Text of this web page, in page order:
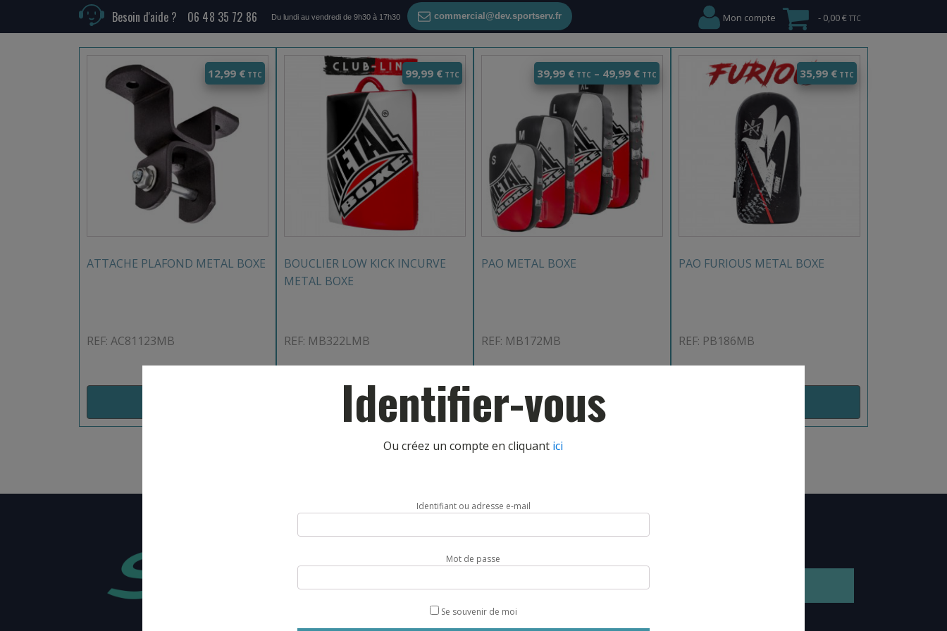
Besoin d'aide ? 06 48 35 72 86 Du lundi au vendredi de 9h30 à 17h30 commercial@dev.sportserv.fr Mon compte 0,00 €
Produits similaires
ATTACHE PLAFOND METAL BOXE
REF: AC81123MB
12,99 €
BOUCLIER LOW KICK INCURVE
METAL BOXE
REF: MB322LMB
99,99 €
AJOUT PANIER
PAO METAL BOXE
REF: MB172MB
39,99 € – 49,99 €
CHOIX OPTIONS
PAO FURIOUS METAL BOXE
REF: PB186MB
35,99 €
TELECHARGEZ NOTRE BROCHURE
Identifier-vous
Ou créez un compte en cliquant ici
Identifiant ou adresse e-mail
Mot de passe
Se souvenir de moi